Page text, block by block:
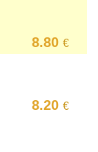
8.80€
8.20€